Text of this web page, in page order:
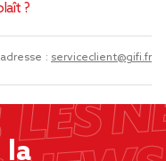
?
: serviceclient@gifi.fr
la